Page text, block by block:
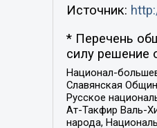
Источник:
* Перечень
силу решение
Национал-
Славянская
Русское
Ат-Такфир Валь-
народа,